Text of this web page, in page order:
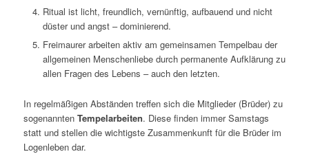
Ritual ist licht, freundlich, vernünftig, aufbauend und nicht
düster und angst – dominierend.
Freimaurer arbeiten aktiv am gemeinsamen Tempelbau der
allgemeinen Menschenliebe durch permanente Aufklärung zu
allen Fragen des Lebens – auch den letzten.
In regelmäßigen Abständen treffen sich die Mitglieder (Brüder) zu
sogenannten Tempelarbeiten. Diese finden immer Samstags
statt und stellen die wichtigste Zusammenkunft für die Brüder im
Logenleben dar.